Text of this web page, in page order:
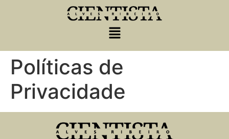
Políticas de
Privacidade